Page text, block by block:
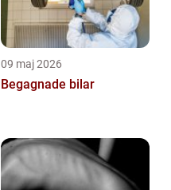
09 maj 2026
Begagnade bilar